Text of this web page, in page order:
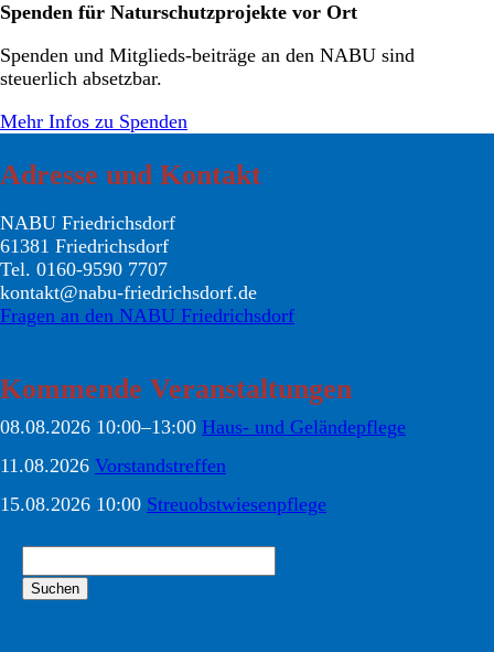
Spenden für Naturschutzprojekte vor Ort
Spenden und Mitglieds-beiträge an den NABU sind
steuerlich absetzbar.
Mehr Infos zu Spenden
Adresse und Kontakt
NABU Friedrichsdorf
61381 Friedrichsdorf
Tel. 0160-9590 7707
kontakt@nabu-friedrichsdorf.de
Fragen an den NABU Friedrichsdorf
Kommende Veranstaltungen
08.08.2026 10:00–13:00 Haus- und Geländepflege
11.08.2026 Vorstandstreffen
15.08.2026 10:00 Streuobstwiesenpflege
Suchen